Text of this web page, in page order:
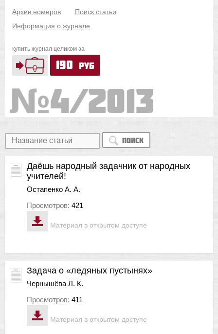
Архив номеров
Поиск статьи
Информация о журнале
купить журнал целиком за
190 руб
4/2013
Поиск
Материал в открытом доступе
Даёшь народный задачник от народных
учителей!
Остапенко А. А.
Просмотров: 421
Материал в открытом доступе
Задача о «ледяных пустынях»
Чернышёва Л. К.
Просмотров: 411